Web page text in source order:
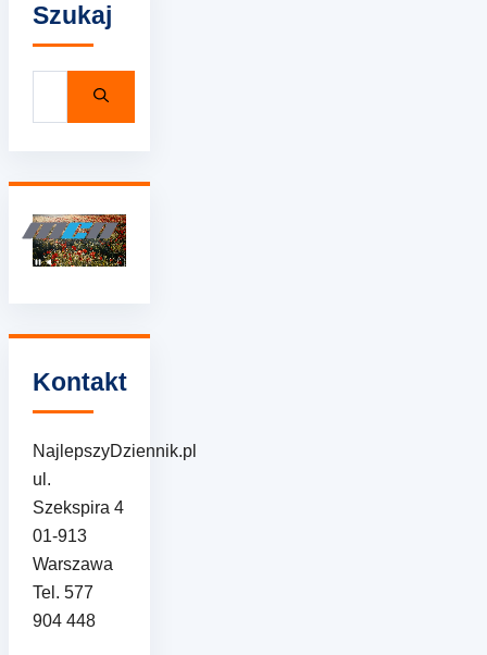
Szukaj
Kontakt
NajlepszyDziennik.pl
ul.
Szekspira 4
01-913
Warszawa
Tel. 577
904 448